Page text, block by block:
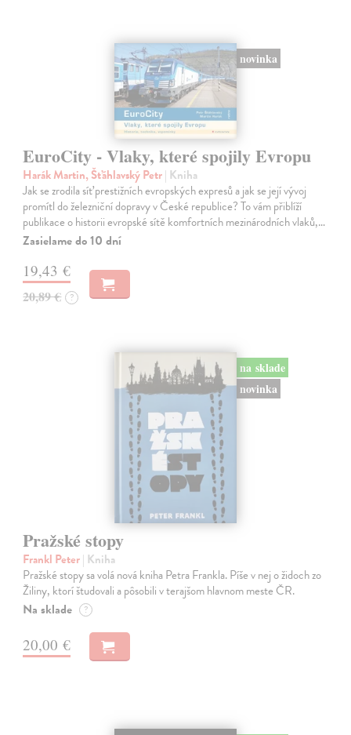
novinka
EuroCity - Vlaky, které spojily Evropu
Harák Martin, Šťáhlavský Petr| Kniha
Jak se zrodila síť prestižních evropských expresů a jak se její vývoj
promítl do železniční dopravy v České republice? To vám přiblíží
publikace o historii evropské sítě komfortních mezinárodních vlaků,…
Zasielame do 10 dní
19,43 €
20,89 € ?
na sklade
novinka
Pražské stopy
Frankl Peter| Kniha
Pražské stopy sa volá nová kniha Petra Frankla. Píše v nej o židoch zo
Žiliny, ktorí študovali a pôsobili v terajšom hlavnom meste ČR.
Na sklade ?
20,00 €